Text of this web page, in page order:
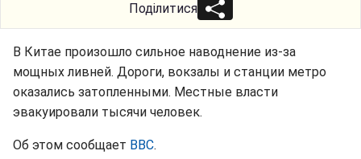
Поділитися
В Китае произошло сильное наводнение из-за
мощных ливней. Дороги, вокзалы и станции метро
оказались затопленными. Местные власти
эвакуировали тысячи человек.
Об этом сообщает BBC.